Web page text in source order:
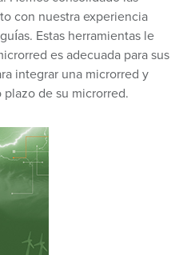
con nuestra experiencia
Estas herramientas le
es adecuada para sus
integrar una microrred y
de su microrred.